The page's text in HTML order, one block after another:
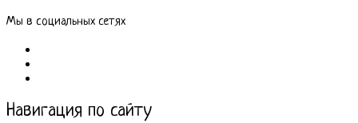
Мы в социальных сетях
Навигация по сайту